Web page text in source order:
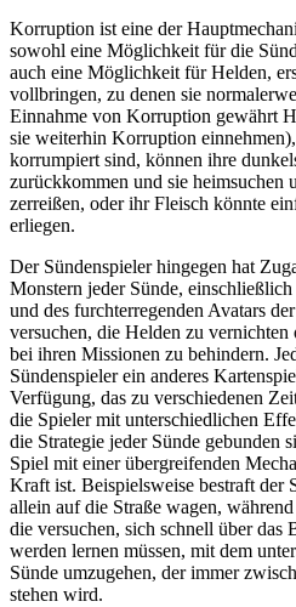
Korruption ist eine der
sowohl eine Möglichkeit für die
auch eine Möglichkeit für Helden,
vollbringen, zu denen sie
Einnahme von Korruption gewährt
sie weiterhin Korruption
korrumpiert sind, können ihre
zurückkommen und sie heimsuchen
zerreißen, oder ihr Fleisch könnte
erliegen.
Der Sündenspieler hingegen hat
Monstern jeder Sünde,
und des furchterregenden Avatars
versuchen, die Helden zu
bei ihren Missionen zu behindern.
Sündenspieler ein anderes
Verfügung, das zu verschiedenen
die Spieler mit unterschiedlichen
die Strategie jeder Sünde gebunden
Spiel mit einer übergreifenden
Kraft ist. Beispielsweise bestraft der
allein auf die Straße wagen,
die versuchen, sich schnell über das
werden lernen müssen, mit dem
Sünde umzugehen, der immer
stehen wird.